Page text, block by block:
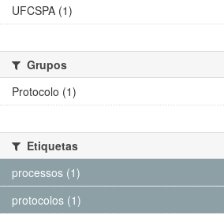
UFCSPA (1)
Grupos
Protocolo (1)
Etiquetas
processos (1)
protocolos (1)